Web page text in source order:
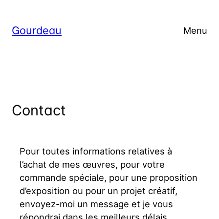
contenu
Gourdeau Menu
Contact
Pour toutes informations relatives à
l’achat de mes œuvres, pour votre
commande spéciale, pour une proposition
d’exposition ou pour un projet créatif,
envoyez-moi un message et je vous